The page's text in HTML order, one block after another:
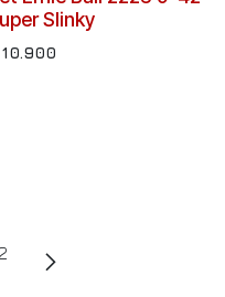
Slinky
10.900